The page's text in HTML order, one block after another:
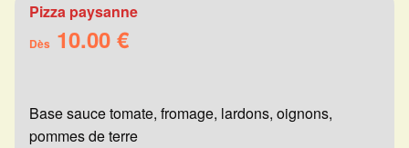
Pizza paysanne
Dès 10.00 €
Base sauce tomate, fromage, lardons, oignons,
pommes de terre